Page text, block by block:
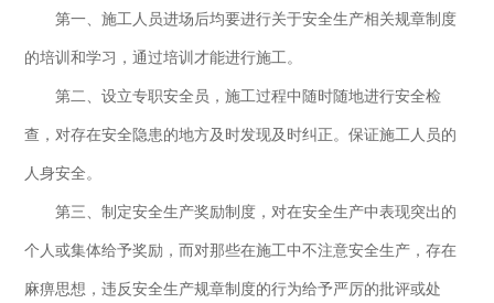
第一、施工人员进场后均要进行关于安全生产相关规章制度
的培训和学习，通过培训才能进行施工。
第二、设立专职安全员，施工过程中随时随地进行安全检
查，对存在安全隐患的地方及时发现及时纠正。保证施工人员的
人身安全。
第三、制定安全生产奖励制度，对在安全生产中表现突出的
个人或集体给予奖励，而对那些在施工中不注意安全生产，存在
麻痹思想，违反安全生产规章制度的行为给予严厉的批评或处